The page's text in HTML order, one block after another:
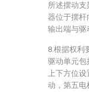
所述摆动
器位于摆杆
输出端与驱
8.根据权利
驱动单元包
上下方位
动，第五电